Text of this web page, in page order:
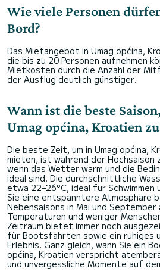
Wie viele Personen
Bord?
Das Mietangebot in Umag općina,
die bis zu 20 Personen aufnehmen
Mietkosten durch die Anzahl der
der Ausflug deutlich günstiger.
Wann ist die beste
Umag općina, Kroatien
Die beste Zeit, um in Umag općina,
mieten, ist während der Hochsaison
wenn das Wetter warm und die
ideal sind. Die durchschnittliche
etwa 22–26°C, ideal für Schwimmen
Sie eine entspanntere Atmosphäre
Nebensaisons in Mai und September
Temperaturen und weniger
Zeitraum bietet immer noch
für Bootsfahrten sowie ein ruhiges
Erlebnis. Ganz gleich, wann Sie ein
općina, Kroatien verspricht
und unvergessliche Momente auf